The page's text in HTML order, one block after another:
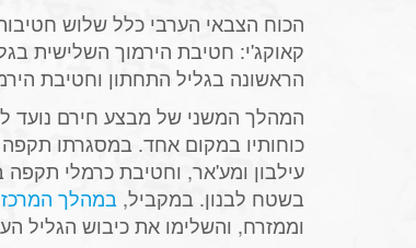
הכוח הצבאי הערבי כלל שלוש
קאוקג'י: חטיבת הירמוך השלישית
הראשונה בגליל התחתון וחטיבת
המהלך המשני של מבצע חירם נועד
כוחותיו במקום אחד. במסגרתו תקפה
עילבון ומע'אר, וחטיבת כרמלי
בשטח לבנון. במקביל, במהלך
וממזרח, והשלימו את כיבוש הגליל